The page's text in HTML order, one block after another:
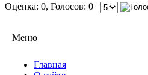
Оценка: 0, Голосов: 0
Меню
Главная